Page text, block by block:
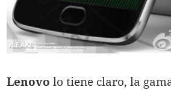
Lenovo lo tiene claro, la